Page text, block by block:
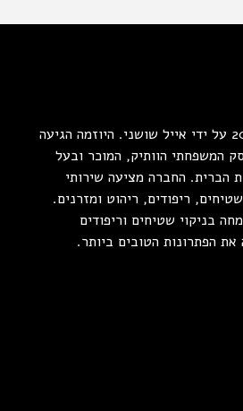
החברה הוקמה בשנת 2012 על ידי אייל שושני. היוזמה הגיעה
המשפחתי הוותיק, המוכר ובעל
הברית. החברה מציעה שירותי
ריפודים, ריהוט ומזרנים.
בניקוי שטיחים וריפודים
את הפתרונות הטובים ביותר.